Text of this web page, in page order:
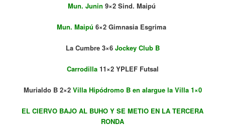
Mun. Junin 9×2 Sind. Maipú
Mun. Maipú 6×2 Gimnasia Esgrima
La Cumbre 3×6 Jockey Club B
Carrodilla11×2 YPLEF Futsal
Murialdo B 2×2 Villa Hipódromo B en alargue la Villa 1×0
EL CIERVO BAJO AL BUHO Y SE METIO EN LA TERCERA
RONDA